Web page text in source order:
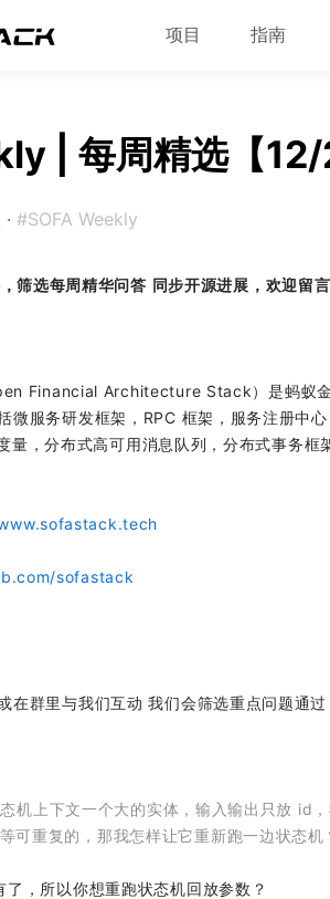
项目 指南
| 每周精选【12/
· #SOFA Weekly
筛选每周精华问答 同步开源进展，欢迎留
Financial Architecture Stack）是蚂蚁
微服务研发框架，RPC 框架，服务注册中
，分布式高可用消息队列，分布式事务框
sofastack
在群里与我们互动 我们会筛选重点问题通过
机上下文一个大的实体，输入输出只放 id
可重复的，那我怎样让它重新跑一边状态机
，所以你想重跑状态机回放参数？